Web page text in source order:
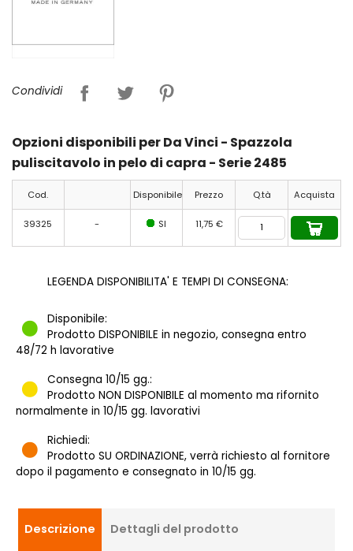
Condividi
Opzioni disponibili per Da Vinci - Spazzola
puliscitavolo in pelo di capra - Serie 2485
Cod. Disponibile Prezzo Q.tà Acquista
39325 - SI 11,75 €
LEGENDA DISPONIBILITA' E TEMPI DI CONSEGNA:
Disponibile:
Prodotto DISPONIBILE in negozio, consegna entro
48/72 h lavorative
Consegna 10/15 gg.:
Prodotto NON DISPONIBILE al momento ma rifornito
normalmente in 10/15 gg. lavorativi
Richiedi:
Prodotto SU ORDINAZIONE, verrà richiesto al fornitore
dopo il pagamento e consegnato in 10/15 gg.
Descrizione Dettagli del prodotto